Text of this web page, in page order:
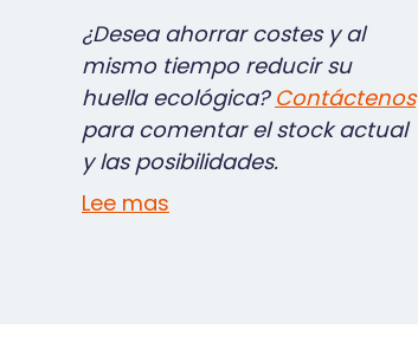
¿Desea ahorrar costes y al
mismo tiempo reducir su
huella ecológica? Contáctenos
para comentar el stock actual
y las posibilidades.
Lee mas